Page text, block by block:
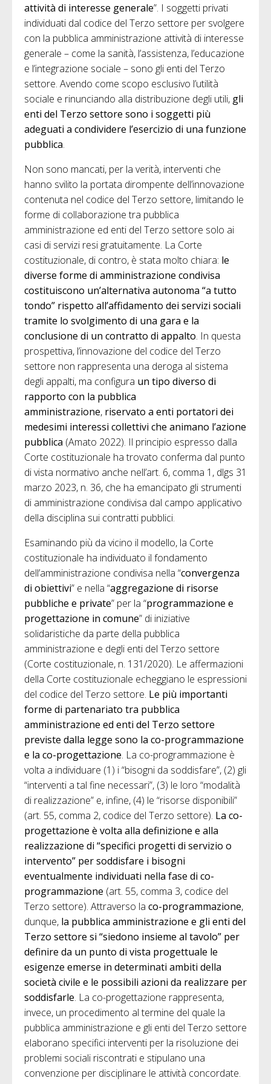
attività di interesse generale”. I soggetti privati
individuati dal codice del Terzo settore per svolgere
con la pubblica amministrazione attività di interesse
generale – come la sanità, l’assistenza, l’educazione
e l’integrazione sociale – sono gli enti del Terzo
settore. Avendo come scopo esclusivo l’utilità
sociale e rinunciando alla distribuzione degli utili, gli
enti del Terzo settore sono i soggetti più
adeguati a condividere l’esercizio di una funzione
pubblica.
Non sono mancati, per la verità, interventi che
hanno svilito la portata dirompente dell’innovazione
contenuta nel codice del Terzo settore, limitando le
forme di collaborazione tra pubblica
amministrazione ed enti del Terzo settore solo ai
casi di servizi resi gratuitamente. La Corte
costituzionale, di contro, è stata molto chiara: le
diverse forme di amministrazione condivisa
costituiscono un’alternativa autonoma “a tutto
tondo” rispetto all’affidamento dei servizi sociali
tramite lo svolgimento di una gara e la
conclusione di un contratto di appalto. In questa
prospettiva, l’innovazione del codice del Terzo
settore non rappresenta una deroga al sistema
degli appalti, ma configura un tipo diverso di
rapporto con la pubblica
amministrazione, riservato a enti portatori dei
medesimi interessi collettivi che animano l’azione
pubblica (Amato 2022). Il principio espresso dalla
Corte costituzionale ha trovato conferma dal punto
di vista normativo anche nell’art. 6, comma 1, dlgs 31
marzo 2023, n. 36, che ha emancipato gli strumenti
di amministrazione condivisa dal campo applicativo
della disciplina sui contratti pubblici.
Esaminando più da vicino il modello, la Corte
costituzionale ha individuato il fondamento
dell’amministrazione condivisa nella “convergenza
di obiettivi” e nella “aggregazione di risorse
pubbliche e private” per la “programmazione e
progettazione in comune” di iniziative
solidaristiche da parte della pubblica
amministrazione e degli enti del Terzo settore
(Corte costituzionale, n. 131/2020). Le affermazioni
della Corte costituzionale echeggiano le espressioni
del codice del Terzo settore. Le più importanti
forme di partenariato tra pubblica
amministrazione ed enti del Terzo settore
previste dalla legge sono la co-programmazione
e la co-progettazione. La co-programmazione è
volta a individuare (1) i “bisogni da soddisfare”, (2) gli
“interventi a tal fine necessari”, (3) le loro “modalità
di realizzazione” e, infine, (4) le “risorse disponibili”
(art. 55, comma 2, codice del Terzo settore). La co-
progettazione è volta alla definizione e alla
realizzazione di “specifici progetti di servizio o
intervento” per soddisfare i bisogni
eventualmente individuati nella fase di co-
programmazione (art. 55, comma 3, codice del
Terzo settore). Attraverso la co-programmazione,
dunque, la pubblica amministrazione e gli enti del
Terzo settore si “siedono insieme al tavolo” per
definire da un punto di vista progettuale le
esigenze emerse in determinati ambiti della
società civile e le possibili azioni da realizzare per
soddisfarle. La co-progettazione rappresenta,
invece, un procedimento al termine del quale la
pubblica amministrazione e gli enti del Terzo settore
elaborano specifici interventi per la risoluzione dei
problemi sociali riscontrati e stipulano una
convenzione per disciplinare le attività concordate.